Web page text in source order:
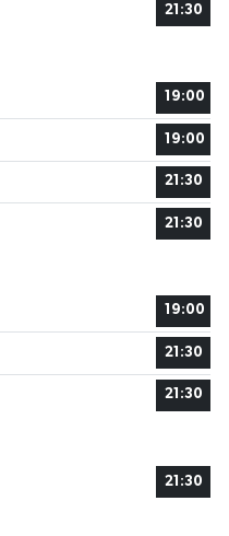
21:30
19:00
19:00
21:30
21:30
19:00
21:30
21:30
21:30